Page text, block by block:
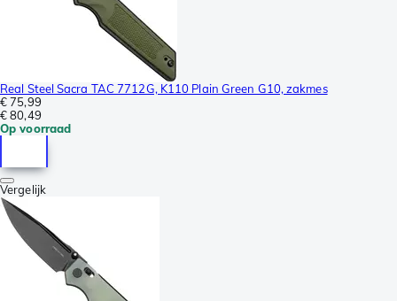
Real Steel Sacra TAC 7712G, K110 Plain Green G10, zakmes
€ 75,99
€ 80,49
Op voorraad
Vergelijk